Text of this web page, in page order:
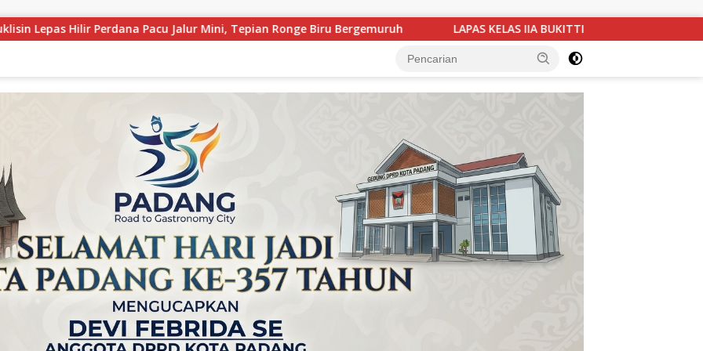
Ronge Biru Bergemuruh LAPAS KELAS IIA BUKITTINGGI GELAR AKSI BAKTI SOSIAL, BAGIKAN SEMBAKO KEPADA